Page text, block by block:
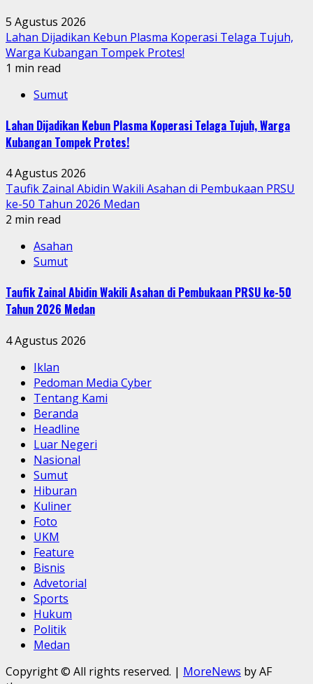
5 Agustus 2026
Lahan Dijadikan Kebun Plasma Koperasi Telaga Tujuh,
Warga Kubangan Tompek Protes!
1 min read
Sumut
Lahan Dijadikan Kebun Plasma Koperasi Telaga Tujuh, Warga
Kubangan Tompek Protes!
4 Agustus 2026
Taufik Zainal Abidin Wakili Asahan di Pembukaan PRSU
ke-50 Tahun 2026 Medan
2 min read
Asahan
Sumut
Taufik Zainal Abidin Wakili Asahan di Pembukaan PRSU ke-50
Tahun 2026 Medan
4 Agustus 2026
Iklan
Pedoman Media Cyber
Tentang Kami
Beranda
Headline
Luar Negeri
Nasional
Sumut
Hiburan
Kuliner
Foto
UKM
Feature
Bisnis
Advetorial
Sports
Hukum
Politik
Medan
Copyright © All rights reserved. | MoreNews by AF